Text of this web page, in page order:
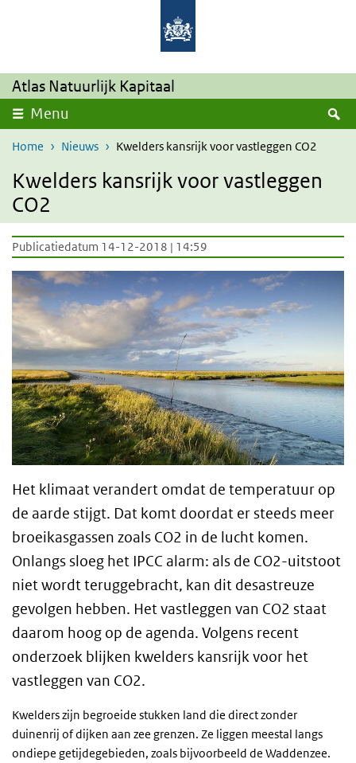
Overslaan en naar de inhoud gaan
Atlas Natuurlijk Kapitaal
Menu
Home Nieuws Kwelders kansrijk voor vastleggen CO2
Kwelders kansrijk voor vastleggen
CO2
Publicatiedatum 14-12-2018 | 14:59
Het klimaat verandert omdat de temperatuur op
de aarde stijgt. Dat komt doordat er steeds meer
broeikasgassen zoals CO2 in de lucht komen.
Onlangs sloeg het IPCC alarm: als de CO2-uitstoot
niet wordt teruggebracht, kan dit desastreuze
gevolgen hebben. Het vastleggen van CO2 staat
daarom hoog op de agenda. Volgens recent
onderzoek blijken kwelders kansrijk voor het
vastleggen van CO2.
Kwelders zijn begroeide stukken land die direct zonder
duinenrij of dijken aan zee grenzen. Ze liggen meestal langs
ondiepe getijdegebieden, zoals bijvoorbeeld de Waddenzee.